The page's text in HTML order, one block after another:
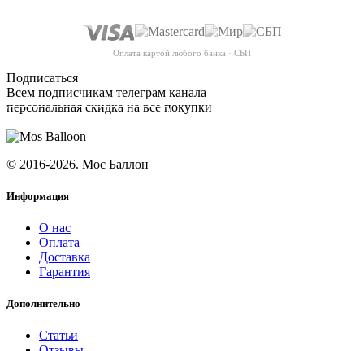
Оплата картой любого банка · СБП
Подписаться
Всем подписчикам телеграм канала
персональная скидка на все покупки
© 2016-2026. Мос Баллон
Информация
О нас
Оплата
Доставка
Гарантия
Дополнительно
Статьи